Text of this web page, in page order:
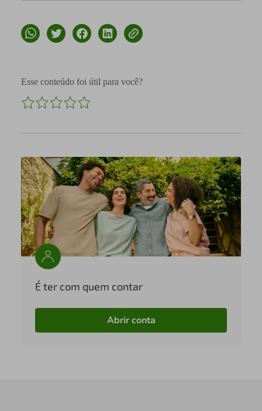
Esse conteúdo foi útil para você?
É ter com quem contar
Abrir conta